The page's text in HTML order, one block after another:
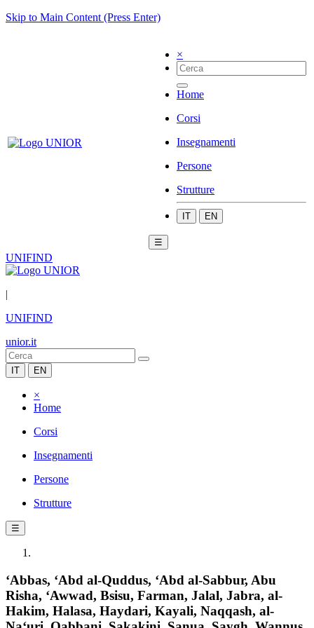
Skip to Main Content (Press Enter)
×
Home
Corsi
Insegnamenti
Persone
Strutture
IT EN
☰
UNIFIND
|
UNIFIND
unior.it
IT EN
×
Home
Corsi
Insegnamenti
Persone
Strutture
☰
‘Abbas, ‘Abd al-Quddus, ‘Abd al-Sabbur, Abu
Risha, ‘Awwad, Bsisu, Farman, Jalal, Jabra, al-
Hakim, Halasa, Haydari, Kayali, Naqqash, al-